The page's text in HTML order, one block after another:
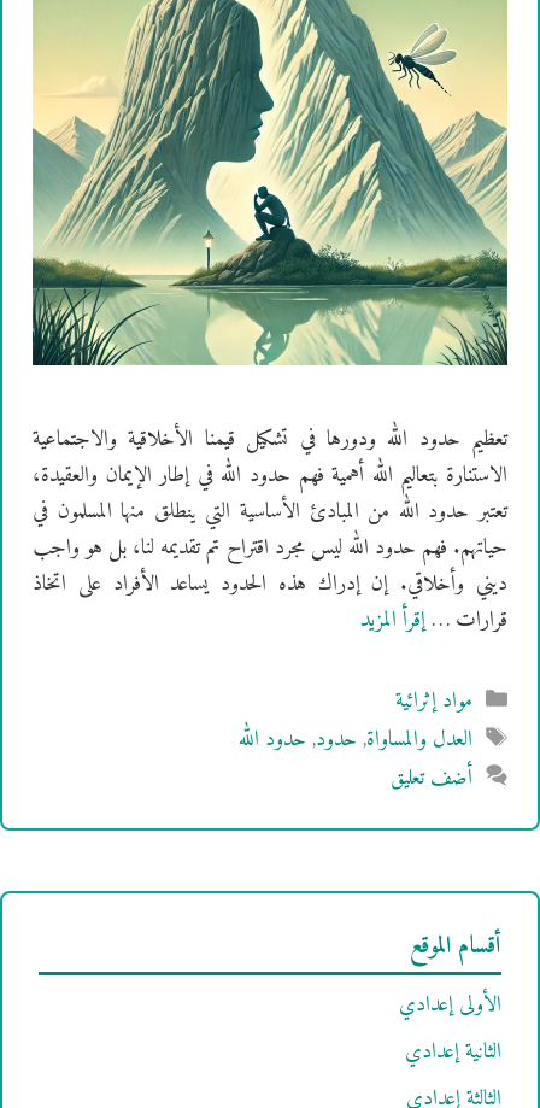
تعظيم حدود الله ودورها في تشكيل قيمنا الأخلاقية والاجتماعية
الاستنارة بتعاليم الله أهمية فهم حدود الله في إطار الإيمان والعقيدة،
تعتبر حدود الله من المبادئ الأساسية التي ينطلق منها المسلمون في
حياتهم. فهم حدود الله ليس مجرد اقتراح تم تقديمه لنا، بل هو واجب
ديني وأخلاقي. إن إدراك هذه الحدود يساعد الأفراد على اتخاذ
قرارات …إقرأ المزيد
التصنيفات
مواد إثرائية
الوسوم
العدل والمساواة,حدود,حدود الله
أضف تعليق
أقسام الموقع
الأولى إعدادي
الثانية إعدادي
الثالثة إعدادي